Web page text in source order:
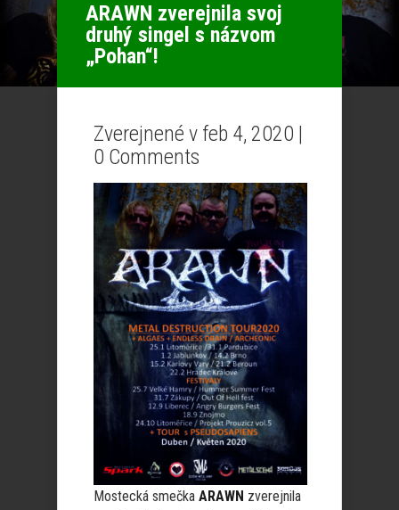
ARAWN zverejnila svoj
druhý singel s názvom
„Pohan“!
Zverejnené v feb 4, 2020 |
0 Comments
Mostecká smečka ARAWN zverejnila